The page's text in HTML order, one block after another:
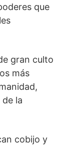
que
gran culto
más
la
cobijo y